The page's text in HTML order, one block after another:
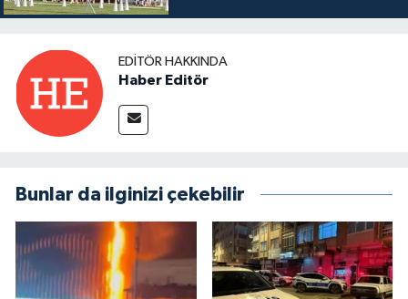
EDITÖR HAKKINDA
Haber Editör
Bunlar da ilginizi çekebilir